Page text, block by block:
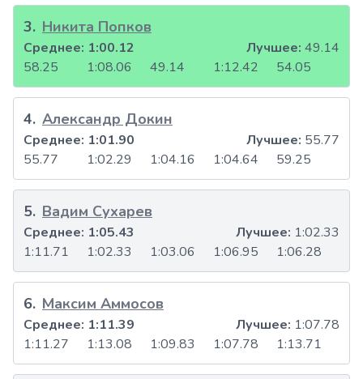
3. Никита Попков
58.25 1:08.06 49.14 1:12.42 54.05
Среднее: 1:00.12 Лучшее: 49.14
4. Александр Докин
55.77 1:02.29 1:04.16 1:04.64 59.25
Среднее: 1:01.90 Лучшее: 55.77
5. Вадим Сухарев
1:11.71 1:02.33 1:03.06 1:06.95 1:06.28
Среднее: 1:05.43 Лучшее: 1:02.33
6. Максим Аммосов
1:11.27 1:13.08 1:09.83 1:07.78 1:13.71
Среднее: 1:11.39 Лучшее: 1:07.78